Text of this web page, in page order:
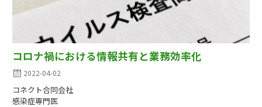
コロナ禍における情報共有と業務効率化
2022-04-02
コネクト合同会社
感染症専門医